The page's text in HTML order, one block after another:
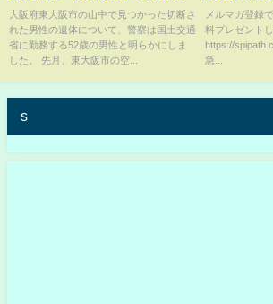
切断遺体は「国土交通省勤務の
52歳」と判明 (2025/02/05
11:53)
大阪府東大阪市の山中で見つかった切断さ
れた男性の遺体について、警察は国土交通
省に勤務する52歳の男性と明らかにしま
した。 先月、東大阪市の空...
あなたには
【プレアデ
メルマガ登録
料プレゼント
https://
急...
s